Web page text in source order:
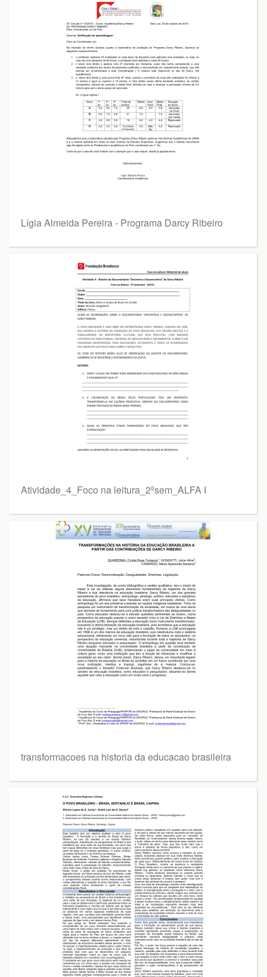
Lígia Almeida Pereira - Programa Darcy Ribeiro
Atividade_4_Foco na leitura_2ºsem_ALFA I
transformacoes na historia da educacao brasileira